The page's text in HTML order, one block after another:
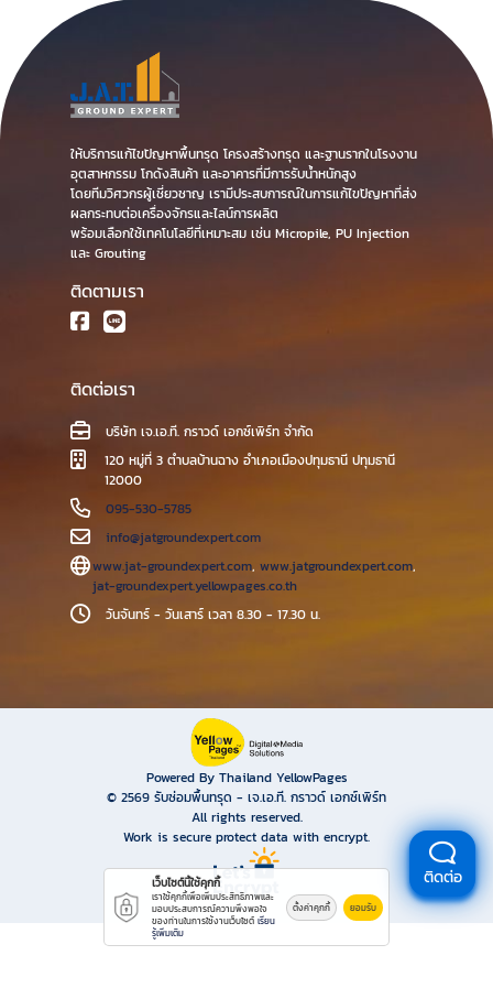
ให้บริการแก้ไขปัญหาพื้นทรุด โครงสร้างทรุด และฐานรากในโรงงาน
อุตสาหกรรม โกดังสินค้า และอาคารที่มีการรับน้ำหนักสูง
โดยทีมวิศวกรผู้เชี่ยวชาญ เรามีประสบการณ์ในการแก้ไขปัญหาที่ส่ง
ผลกระทบต่อเครื่องจักรและไลน์การผลิต
พร้อมเลือกใช้เทคโนโลยีที่เหมาะสม เช่น Micropile, PU Injection
และ Grouting
ติดตามเรา
ติดต่อเรา
บริษัท เจ.เอ.ที. กราวด์ เอกซ์เพิร์ท จำกัด
120 หมู่ที่ 3 ตำบลบ้านฉาง อำเภอเมืองปทุมธานี ปทุมธานี
12000
095-530-5785
info@jatgroundexpert.com
www.jat-groundexpert.com, www.jatgroundexpert.com,
jat-groundexpert.yellowpages.co.th
วันจันทร์ - วันเสาร์ เวลา 8.30 - 17.30 น.
Powered By Thailand YellowPages
© 2569 รับซ่อมพื้นทรุด - เจ.เอ.ที. กราวด์ เอกซ์เพิร์ท
All rights reserved.
Work is secure protect data with encrypt.
ติดต่อ
เว็บไซต์นี้ใช้คุกกี้
เราใช้คุกกี้เพื่อเพิ่มประสิทธิภาพและ
มอบประสบการณ์ความพึงพอใจ
ของท่านในการใช้งานเว็บไซต์ เรียน
รู้เพิ่มเติม
ตั้งค่าคุกกี้ ยอมรับ